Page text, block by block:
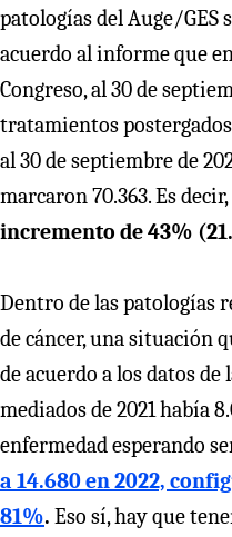
patologías del Auge/GES
acuerdo al informe que
Congreso, al 30 de
tratamientos
al 30 de septiembre de
marcaron 70.363. Es decir,
incremento de 43%
Dentro de las patologías
de cáncer, una situación
de acuerdo a los datos
mediados de 2021 había
enfermedad esperando
a 14.680 en 2022,
81%. Eso sí, hay que